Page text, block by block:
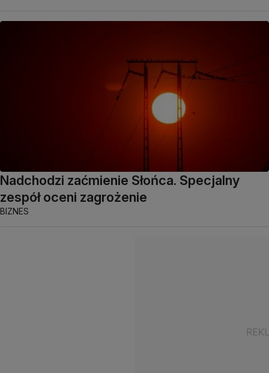
Nadchodzi zaćmienie Słońca. Specjalny
zespół oceni zagrożenie
BIZNES